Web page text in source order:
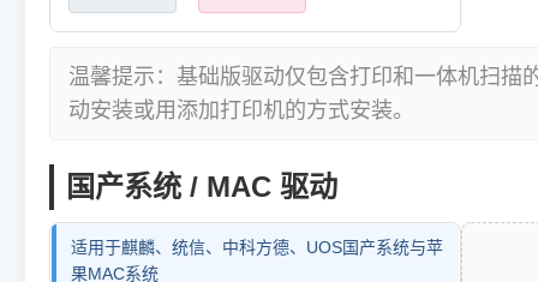
温馨提示：基础版驱动仅包含打印和一体机扫描
动安装或用添加打印机的方式安装。
国产系统 / MAC 驱动
适用于麒麟、统信、中科方德、UOS国产系统与苹
果MAC系统